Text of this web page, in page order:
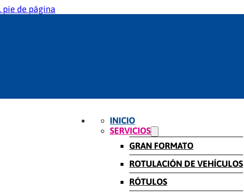
pie de página
INICIO
SERVICIOS
GRAN FORMATO
ROTULACIÓN DE VEHÍCULOS
RÓTULOS